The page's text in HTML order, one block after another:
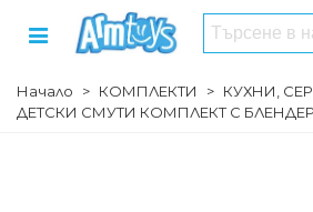
Начало > КОМПЛЕКТИ > КУХНИ,
ДЕТСКИ СМУТИ КОМПЛЕКТ С